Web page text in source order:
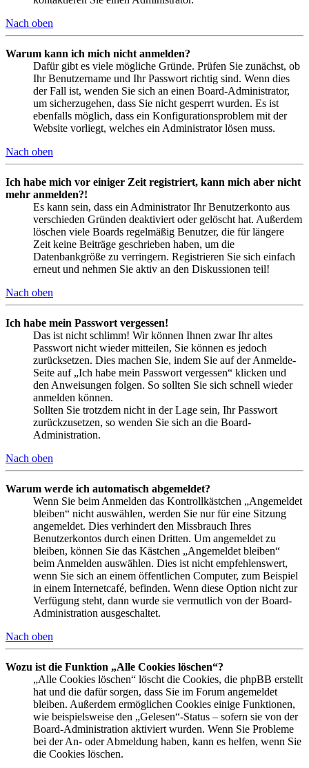
Nach oben
Warum kann ich mich nicht anmelden?
Dafür gibt es viele mögliche Gründe. Prüfen Sie zunächst, ob
Ihr Benutzername und Ihr Passwort richtig sind. Wenn dies
der Fall ist, wenden Sie sich an einen Board-Administrator,
um sicherzugehen, dass Sie nicht gesperrt wurden. Es ist
ebenfalls möglich, dass ein Konfigurationsproblem mit der
Website vorliegt, welches ein Administrator lösen muss.
Nach oben
Ich habe mich vor einiger Zeit registriert, kann mich aber nicht
mehr anmelden?!
Es kann sein, dass ein Administrator Ihr Benutzerkonto aus
verschieden Gründen deaktiviert oder gelöscht hat. Außerdem
löschen viele Boards regelmäßig Benutzer, die für längere
Zeit keine Beiträge geschrieben haben, um die
Datenbankgröße zu verringern. Registrieren Sie sich einfach
erneut und nehmen Sie aktiv an den Diskussionen teil!
Nach oben
Ich habe mein Passwort vergessen!
Das ist nicht schlimm! Wir können Ihnen zwar Ihr altes
Passwort nicht wieder mitteilen, Sie können es jedoch
zurücksetzen. Dies machen Sie, indem Sie auf der Anmelde-
Seite auf „Ich habe mein Passwort vergessen“ klicken und
den Anweisungen folgen. So sollten Sie sich schnell wieder
anmelden können.
Sollten Sie trotzdem nicht in der Lage sein, Ihr Passwort
zurückzusetzen, so wenden Sie sich an die Board-
Administration.
Nach oben
Warum werde ich automatisch abgemeldet?
Wenn Sie beim Anmelden das Kontrollkästchen „Angemeldet
bleiben“ nicht auswählen, werden Sie nur für eine Sitzung
angemeldet. Dies verhindert den Missbrauch Ihres
Benutzerkontos durch einen Dritten. Um angemeldet zu
bleiben, können Sie das Kästchen „Angemeldet bleiben“
beim Anmelden auswählen. Dies ist nicht empfehlenswert,
wenn Sie sich an einem öffentlichen Computer, zum Beispiel
in einem Internetcafé, befinden. Wenn diese Option nicht zur
Verfügung steht, dann wurde sie vermutlich von der Board-
Administration ausgeschaltet.
Nach oben
Wozu ist die Funktion „Alle Cookies löschen“?
„Alle Cookies löschen“ löscht die Cookies, die phpBB erstellt
hat und die dafür sorgen, dass Sie im Forum angemeldet
bleiben. Außerdem ermöglichen Cookies einige Funktionen,
wie beispielsweise den „Gelesen“-Status – sofern sie von der
Board-Administration aktiviert wurden. Wenn Sie Probleme
bei der An- oder Abmeldung haben, kann es helfen, wenn Sie
die Cookies löschen.